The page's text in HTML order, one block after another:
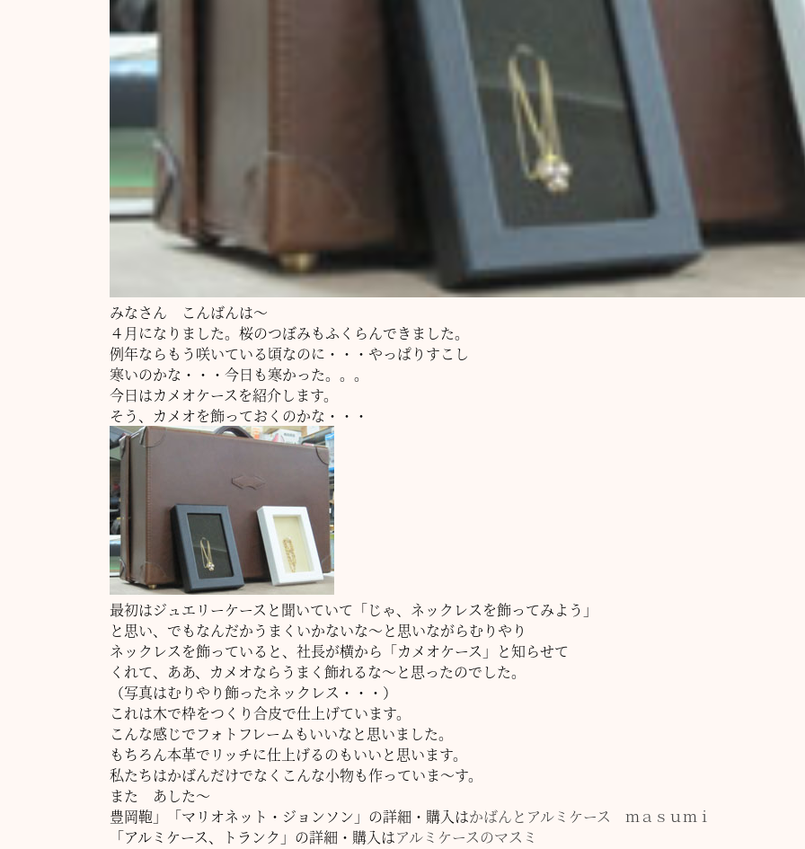
みなさん こんばんは～
４月になりました。桜のつぼみもふくらんできました。
例年ならもう咲いている頃なのに・・・やっぱりすこし
寒いのかな・・・今日も寒かった。。。
今日はカメオケースを紹介します。
そう、カメオを飾っておくのかな・・・
最初はジュエリーケースと聞いていて「じゃ、ネックレスを飾ってみよう」
と思い、でもなんだかうまくいかないな～と思いながらむりやり
ネックレスを飾っていると、社長が横から「カメオケース」と知らせて
くれて、ああ、カメオならうまく飾れるな～と思ったのでした。
（写真はむりやり飾ったネックレス・・・）
これは木で枠をつくり合皮で仕上げています。
こんな感じでフォトフレームもいいなと思いました。
もちろん本革でリッチに仕上げるのもいいと思います。
私たちはかばんだけでなくこんな小物も作っていま～す。
また あした～
豊岡鞄」「マリオネット・ジョンソン」の詳細・購入はかばんとアルミケース ｍａｓｕｍｉ
「アルミケース、トランク」の詳細・購入はアルミケースのマスミ